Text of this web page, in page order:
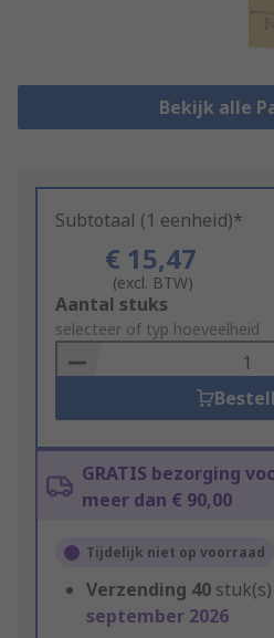
Bekijk alle
Subtotaal (1 eenheid)*
€ 15,47
(excl. BTW)
Add
to
Basket
Aantal stuks
selecteer of typ hoeveelheid
GRATIS bezorging
meer dan € 90,00
Tijdelijk niet op voorraad
Verzending 40
september 2026